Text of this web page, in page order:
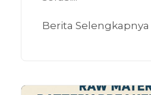
Berita Selengkapnya